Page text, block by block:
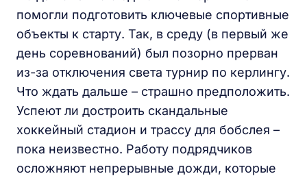
помогли подготовить ключевые спортивные
объекты к старту. Так, в среду (в первый же
день соревнований) был позорно прерван
из-за отключения света турнир по керлингу.
Что ждать дальше – страшно предположить.
Успеют ли достроить скандальные
хоккейный стадион и трассу для бобслея –
пока неизвестно. Работу подрядчиков
осложняют непрерывные дожди, которые